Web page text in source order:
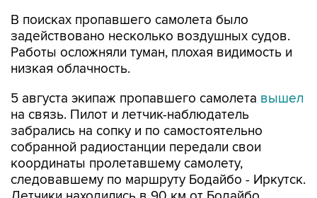
В поисках пропавшего самолета было
задействовано несколько воздушных судов.
Работы осложняли туман, плохая видимость и
низкая облачность.
5 августа экипаж пропавшего самолета вышел
на связь. Пилот и летчик-наблюдатель
забрались на сопку и по самостоятельно
собранной радиостанции передали свои
координаты пролетавшему самолету,
следовавшему по маршруту Бодайбо - Иркутск.